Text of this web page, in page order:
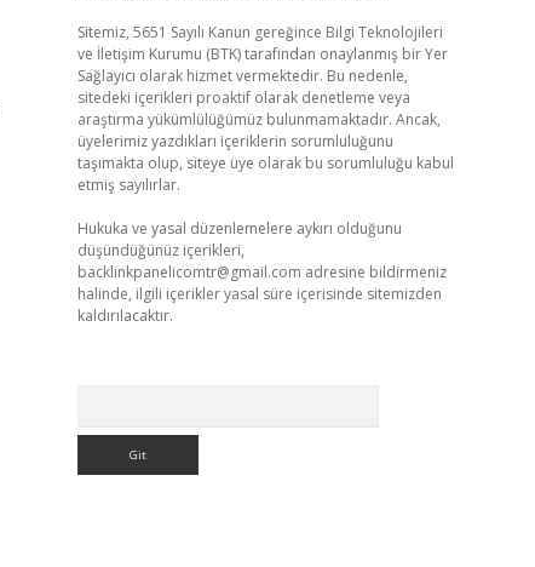
Sitemiz, 5651 Sayılı Kanun gereğince Bilgi Teknolojileri
ve İletişim Kurumu (BTK) tarafından onaylanmış bir Yer
Sağlayıcı olarak hizmet vermektedir. Bu nedenle,
sitedeki içerikleri proaktif olarak denetleme veya
araştırma yükümlülüğümüz bulunmamaktadır. Ancak,
üyelerimiz yazdıkları içeriklerin sorumluluğunu
taşımakta olup, siteye üye olarak bu sorumluluğu kabul
etmiş sayılırlar.
Hukuka ve yasal düzenlemelere aykırı olduğunu
düşündüğünüz içerikleri,
backlinkpanelicomtr@gmail.com adresine bildirmeniz
halinde, ilgili içerikler yasal süre içerisinde sitemizden
kaldırılacaktır.